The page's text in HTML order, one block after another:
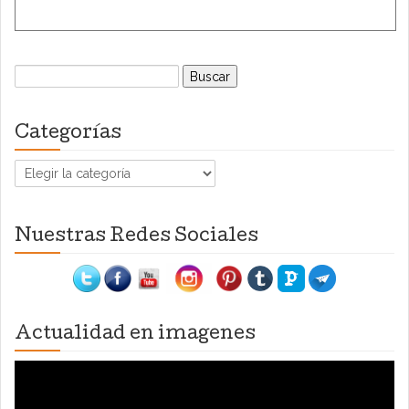
Buscar:
Categorías
Categorías
Nuestras Redes Sociales
Actualidad en imagenes